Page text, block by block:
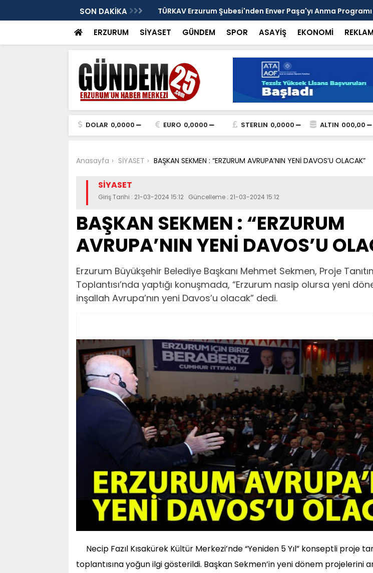
SON DAKİKA
Murat Yakut'un İz Bırakan Başkanlığı
TÜRKAV Erzurum Şubesi'nden Enver Paşa'yı Anma
ve Terakki Konferansı
ERZURUM SİYASET GÜNDEM SPOR ASAYİŞ EKONOMİ
DOLAR 0,0000 EURO 0,0000 STERLIN 0,0000 ALTIN 000,00
Anasayfa SİYASET BAŞKAN SEKMEN : “ERZURUM AVRUPA’NIN YENİ DAVOS’U OLACAK”
SİYASET
Giriş Tarihi : 21-03-2024 15:12 Güncelleme : 21-03-2024 15:12
BAŞKAN SEKMEN : “ERZURUM
AVRUPA’NIN YENİ DAVOS’U
Erzurum Büyükşehir Belediye Başkanı Mehmet Sekmen, Proje
Toplantısı’nda yaptığı konuşmada, “Erzurum nasip olursa yeni
inşallah Avrupa’nın yeni Davos’u olacak” dedi.
Necip Fazıl Kısakürek Kültür Merkezi’nde “Yeniden 5 Yıl” konseptli proje
toplantısına yoğun ilgi gösterildi. Başkan Sekmen’in yeni dönem projelerini